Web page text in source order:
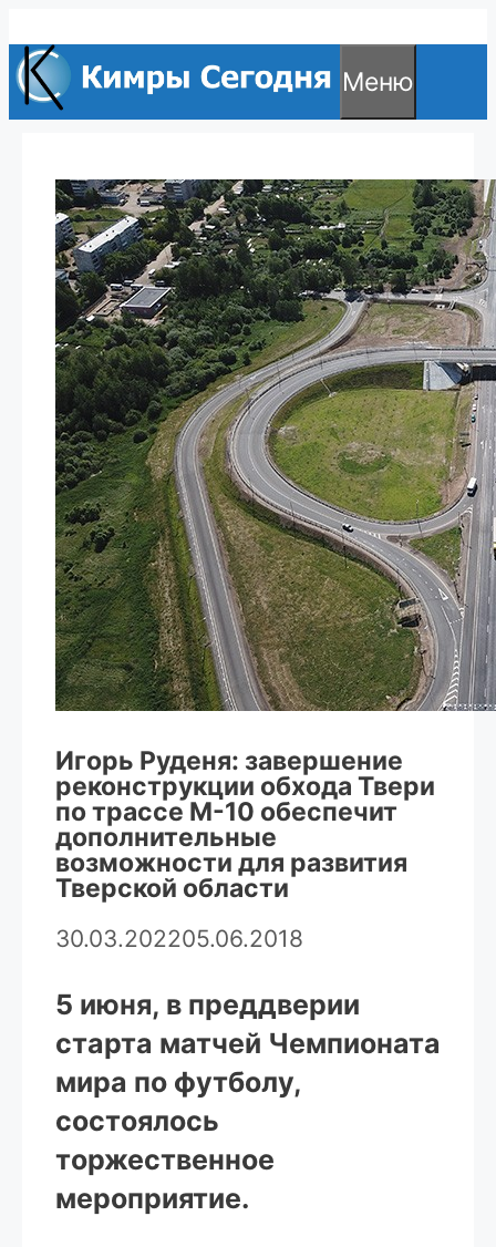
к
содержимому
Меню
Игорь Руденя: завершение
реконструкции обхода Твери
по трассе М-10 обеспечит
дополнительные
возможности для развития
Тверской области
30.03.202205.06.2018
5 июня, в преддверии
старта матчей Чемпионата
мира по футболу,
состоялось
торжественное
мероприятие.